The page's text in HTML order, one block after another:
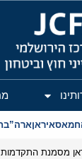
חמאסאיראןארה”ב
מסמנת התקדמות